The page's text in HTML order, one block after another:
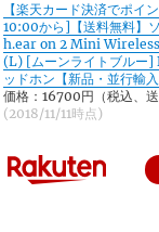
【楽天カード決済でポイ
10:00から]【送料無料】
h.ear on 2 Mini
(L) [ムーンライトブルー
ッドホン【新品・並行輸
価格：16700円（税込、
(2018/11/11時点)